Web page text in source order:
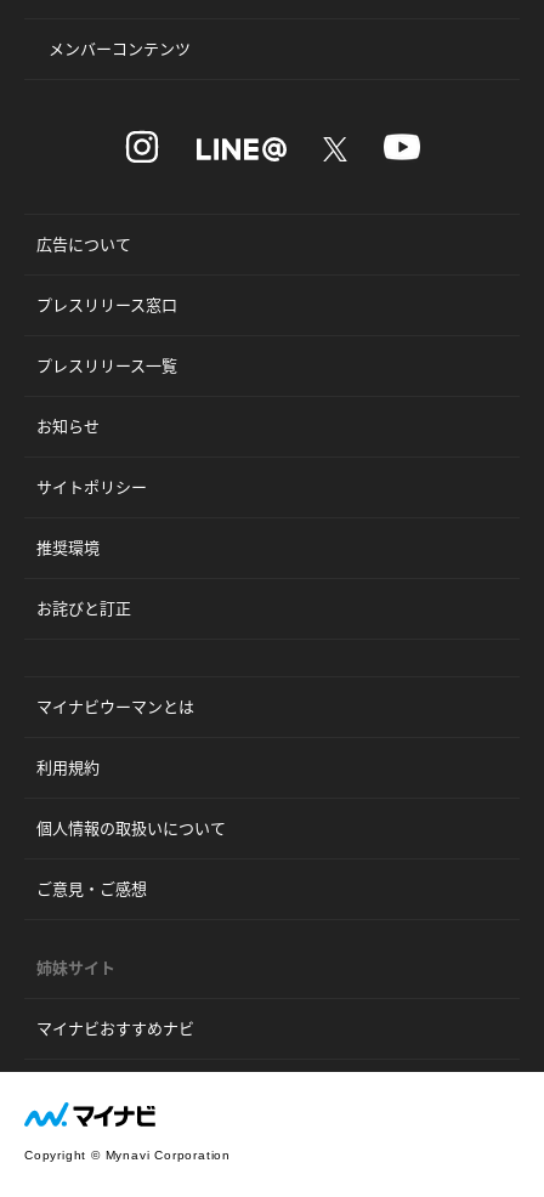
メンバーコンテンツ
広告について
プレスリリース窓口
プレスリリース一覧
お知らせ
サイトポリシー
推奨環境
お詫びと訂正
マイナビウーマンとは
利用規約
個人情報の取扱いについて
ご意見・ご感想
姉妹サイト
マイナビおすすめナビ
Copyright © Mynavi Corporation